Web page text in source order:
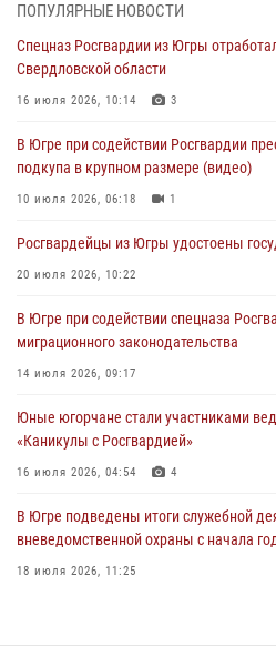
Военнослужащие Росгвардии сбили
направлении
Офицеры Росгвардии и ветераны войск
память генерала армии Ивана
В Югре при силовой поддержке ОМОН
06 августа 2026, 09:07 2 1
Урайский отдел вневедомственной
05 августа 2026, 12:01 3
ПОПУЛЯРНЫЕ НОВОСТИ
Спецназ Росгвардии из Югры
Свердловской области
16 июля 2026, 10:14 3
В Югре при содействии Росгвардии
подкупа в крупном размере (видео)
10 июля 2026, 06:18 1
Росгвардейцы из Югры удостоены
20 июля 2026, 10:22
В Югре при содействии спецназа
миграционного законодательства
14 июля 2026, 09:17
Юные югорчане стали участниками
«Каникулы с Росгвардией»
16 июля 2026, 04:54 4
В Югре подведены итоги служебной
вневедомственной охраны с начала
18 июля 2026, 11:25